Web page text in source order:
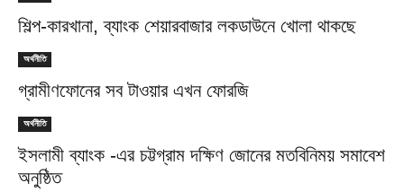
শিল্প-কারখানা, ব্যাংক শেয়ারবাজার লকডাউনে খোলা থাকছে
অর্থনীতি
গ্রামীণফোনের সব টাওয়ার এখন ফোরজি
অর্থনীতি
ইসলামী ব্যাংক -এর চট্টগ্রাম দক্ষিণ জোনের মতবিনিময় সমাবেশ
অনুষ্ঠিত